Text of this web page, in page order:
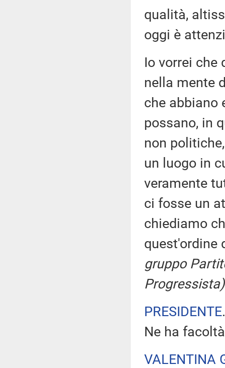
qualità,
oggi è
Io vorrei che
nella mente
che abbiano
possano, in
non
un luogo in
veramente
ci fosse un
chiediamo
quest'ordine
gruppo
Progressista)
PRESIDENTE
Ne ha
VALENTINA